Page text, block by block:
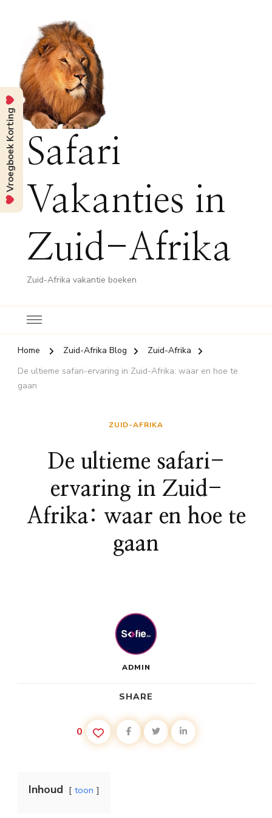
Safari
Vakanties in
Zuid-Afrika
Zuid-Afrika vakantie boeken
Home Zuid-Afrika Blog
Zuid-Afrika
De ultieme safari-ervaring in Zuid-Afrika: waar en hoe te
gaan
ZUID-AFRIKA
De ultieme safari-
ervaring in Zuid-
Afrika: waar en hoe te
gaan
ADMIN
SHARE
0
Inhoud toon
Vroegboek Korting